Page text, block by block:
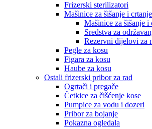
Frizerski sterilizatori
Mašinice za šišanje i crtanje
Mašinice za šišanje i
Sredstva za
Rezervni dijelovi za
Pegle za kosu
Figara za kosu
Haube za kosu
Ostali frizerski pribor za rad
Ogrtači i pregače
Četkice za čišćenje kose
Pumpice za vodu i dozeri
Pribor za bojanje
Pokazna ogledala